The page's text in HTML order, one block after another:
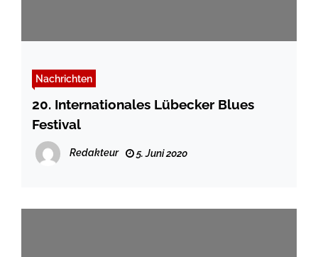
Nachrichten
20. Internationales Lübecker Blues
Festival
Redakteur 5. Juni 2020